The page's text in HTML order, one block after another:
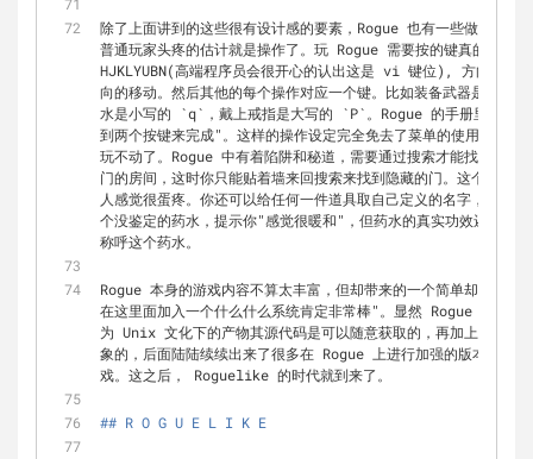
除了上面讲到的这些很有设计感的要素，Rogue 也有一些做的很随
普通玩家头疼的估计就是操作了。玩 Rogue 需要按的键真的就是
HJKLYUBN(高端程序员会很开心的认出这是 vi 键位), 方向键和
向的移动。然后其他的每个操作对应一个键。比如装备武器是小写
水是小写的
`q` ，戴上戒指是大写的 `P` 。Rogue 的手册里有很
到两个按键来完成"。这样的操作设定完全免去了菜单的使用，但估
玩不动了。Rogue 中有着陷阱和秘道，需要通过搜索才能找到。偶
门的房间，这时你只能贴着墙来回搜索来找到隐藏的门。这个虽然
人感觉很蛋疼。你还可以给任何一件道具取自己定义的名字，有些
个没鉴定的药水，提示你"感觉很暖和"，但药水的真实功效还是没
称呼这个药水。
Rogue 本身的游戏内容不算太丰富，但却带来的一个简单却又完整
在这里面加入一个什么什么系统肯定非常棒"。显然 Rogue 火起来
为 Unix 文化下的产物其源代码是可以随意获取的，再加上很多玩
象的，后面陆陆续续出来了很多在 Rogue 上进行加强的版本，也
戏。这之后， Roguelike 的时代就到来了。
## R O G U E L I K E